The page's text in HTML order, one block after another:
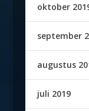
oktober
september
augustus
juli 2019